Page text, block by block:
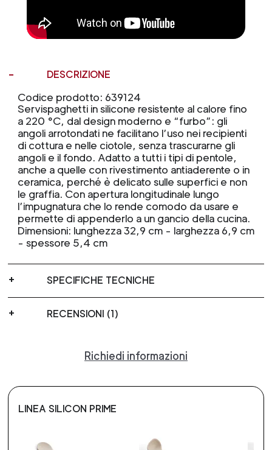
DESCRIZIONE
Codice prodotto: 639124
Servispaghetti in silicone resistente al calore fino
a 220 °C, dal design moderno e “furbo”: gli
angoli arrotondati ne facilitano l’uso nei recipienti
di cottura e nelle ciotole, senza trascurarne gli
angoli e il fondo. Adatto a tutti i tipi di pentole,
anche a quelle con rivestimento antiaderente o in
ceramica, perché è delicato sulle superfici e non
le graffia. Con apertura longitudinale lungo
l’impugnatura che lo rende comodo da usare e
permette di appenderlo a un gancio della cucina.
Dimensioni: lunghezza 32,9 cm - larghezza 6,9 cm
- spessore 5,4 cm
SPECIFICHE TECNICHE
RECENSIONI (1)
Richiedi informazioni
LINEA SILICON PRIME